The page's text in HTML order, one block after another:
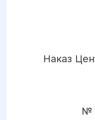
Наказ
№